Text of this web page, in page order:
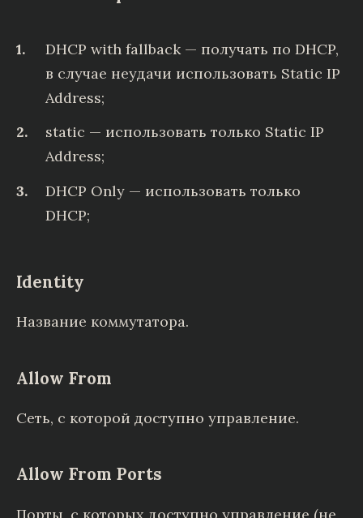
DHCP with fallback — получать по DHCP,
в случае неудачи использовать Static IP
Address;
static — использовать только Static IP
Address;
DHCP Only — использовать только
DHCP;
Identity
Название коммутатора.
Allow From
Сеть, с которой доступно управление.
Allow From Ports
Порты, с которых доступно управление (не